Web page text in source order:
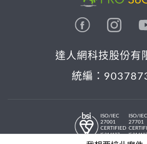
達人網科技股份有
統編：
ISO/IEC
27001
CERTIFIED
IS 814197
ISO/IEC
27701
IS